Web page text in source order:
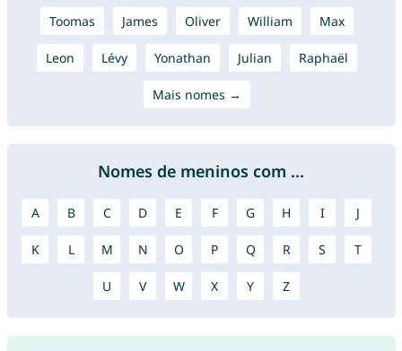
Toomas James Oliver William Max
Leon Lévy Yonathan Julian Raphaël
Mais nomes →
Nomes de meninos com ...
A B C D E F G H I J
K L M N O P Q R S T
U V W X Y Z